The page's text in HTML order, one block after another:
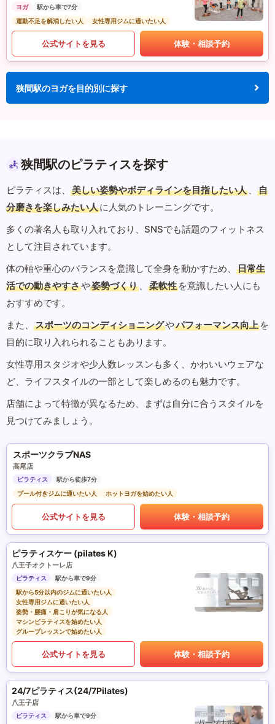
ヨガ
駅から車で7分
運動不足を解消したい人
女性専用ジムに通いたい人
公式サイトを見る 体験・相談予約
狭間駅のヨガを目的別に探す
狭間駅のピラティスを探す
ピラティスは、 美しい姿勢やボディラインを目指したい人 、
自
分磨きを楽しみたい人に人気のトレーニングです。
多くの著名人も取り入れており、SNSでも話題のフィットネス
として注目されています。
体の軸や重心のバランスを意識して全身を動かすため、
日常生
活での動きやすさや姿勢づくり 、 柔軟性 を意識したい人にも
おすすめです。
また、
スポーツのコンディショニングやパフォーマンス向上 を
目的に取り入れられることもあります。
女性専用スタジオや少人数レッスンも多く、かわいいウェアな
ど、ライフスタイルの一部として楽しめるのも魅力です。
店舗によって特徴が異なるため、まずは自分に合うスタイルを
見つけてみましょう。
スポーツクラブNAS
高尾店
ピラティス
駅から徒歩7分
プール付きジムに通いたい人
ホットヨガを始めたい人
公式サイトを見る 体験・相談予約
ピラティスケー (pilates K)
八王子オクトーレ店
ピラティス
駅から車で9分
駅から5分以内のジムに通いたい人
女性専用ジムに通いたい人
姿勢・腰痛・肩こりが気になる人
マシンピラティスを始めたい人
グループレッスンで始めたい人
公式サイトを見る 体験・相談予約
24/7ピラティス(24/7Pilates)
八王子店
ピラティス
駅から車で9分